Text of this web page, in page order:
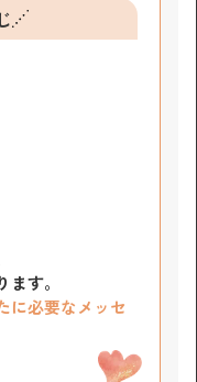
す。
に必要なメッセ